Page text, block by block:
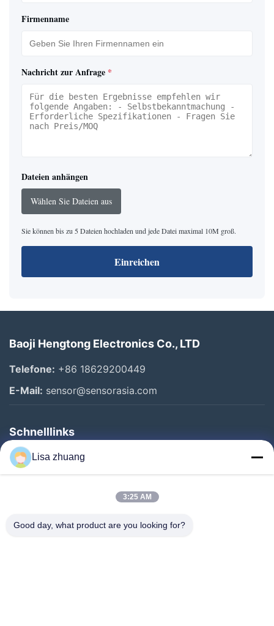
Firmenname
Nachricht zur Anfrage *
Dateien anhängen
Wählen Sie Dateien aus
Sie können bis zu 5 Dateien hochladen und jede Datei maximal 10M groß.
Einreichen
Baoji Hengtong Electronics Co., LTD
Telefone: +86 18629200449
E-Mail: sensor@sensorasia.com
Schnelllinks
Haus
Produkte
Über Uns
Lisa zhuang
3:25 AM
Good day, what product are you looking for?